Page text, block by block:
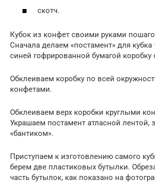
скотч.
Кубок из конфет своими руками
Сначала делаем «постамент» для
синей гофрированной бумагой коробку
Обклеиваем коробку по всей
конфетами.
Обклеиваем верх коробки круглыми
Украшаем постамент атласной лентой,
«бантиком».
Приступаем к изготовлению самого
берем две пластиковых бутылки.
часть бутылок, как показано на